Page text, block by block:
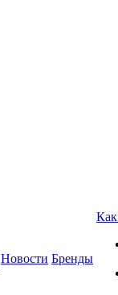
Новости Бренды